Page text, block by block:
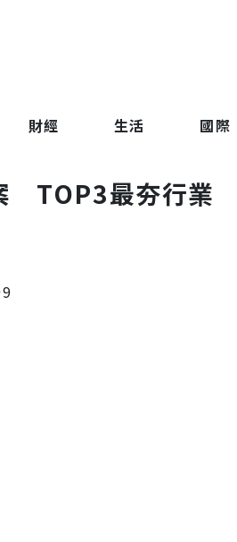
財經 生活 國際
TOP3最夯行業